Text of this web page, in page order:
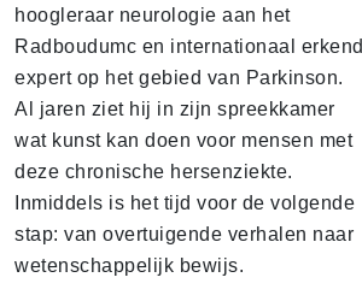
hoogleraar neurologie aan het
Radboudumc en internationaal erkend
expert op het gebied van Parkinson.
Al jaren ziet hij in zijn spreekkamer
wat kunst kan doen voor mensen met
deze chronische hersenziekte.
Inmiddels is het tijd voor de volgende
stap: van overtuigende verhalen naar
wetenschappelijk bewijs.